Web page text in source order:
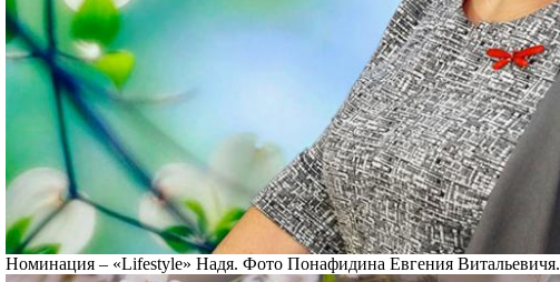
Номинация – «Lifestyle» Надя. Фото Понафидина Евгения Витальевичя.